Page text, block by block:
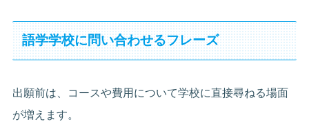
語学学校に問い合わせるフレーズ
出願前は、コースや費用について学校に直接尋ねる場面
が増えます。